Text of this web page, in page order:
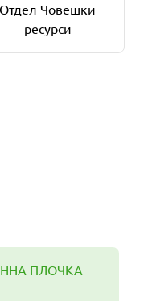
Отдел Човешки
ресурси
ПЛОЧКА